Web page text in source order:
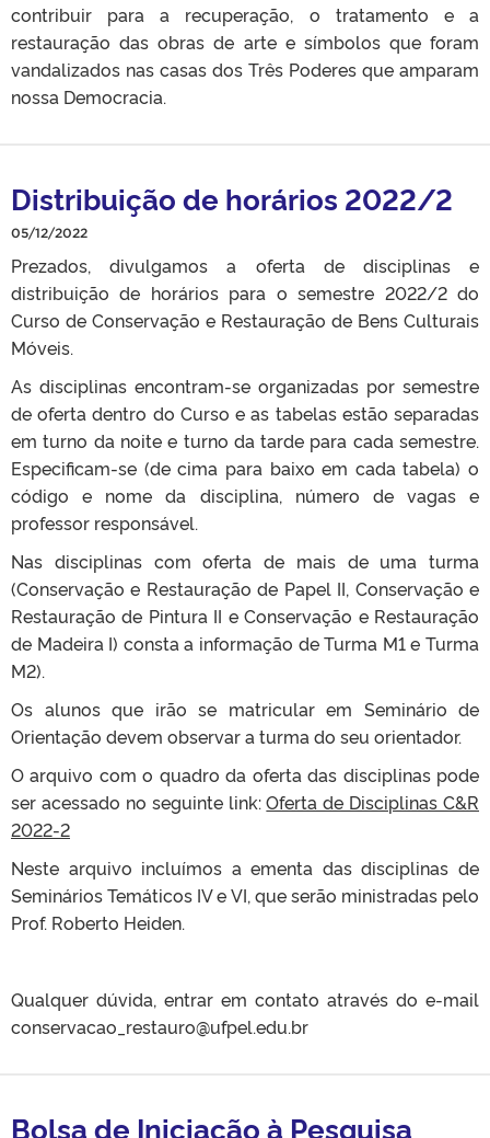
contribuir para a recuperação, o tratamento e a
restauração das obras de arte e símbolos que foram
vandalizados nas casas dos Três Poderes que amparam
nossa Democracia.
Distribuição de horários 2022/2
05/12/2022
Prezados, divulgamos a oferta de disciplinas e
distribuição de horários para o semestre 2022/2 do
Curso de Conservação e Restauração de Bens Culturais
Móveis.
As disciplinas encontram-se organizadas por semestre
de oferta dentro do Curso e as tabelas estão separadas
em turno da noite e turno da tarde para cada semestre.
Especificam-se (de cima para baixo em cada tabela) o
código e nome da disciplina, número de vagas e
professor responsável.
Nas disciplinas com oferta de mais de uma turma
(Conservação e Restauração de Papel II, Conservação e
Restauração de Pintura II e Conservação e Restauração
de Madeira I) consta a informação de Turma M1 e Turma
M2).
Os alunos que irão se matricular em Seminário de
Orientação devem observar a turma do seu orientador.
O arquivo com o quadro da oferta das disciplinas pode
ser acessado no seguinte link:Oferta de Disciplinas C&R
2022-2
Neste arquivo incluímos a ementa das disciplinas de
Seminários Temáticos IV e VI, que serão ministradas pelo
Prof. Roberto Heiden.
Qualquer dúvida, entrar em contato através do e-mail
conservacao_restauro@ufpel.edu.br
Bolsa de Iniciação à Pesquisa